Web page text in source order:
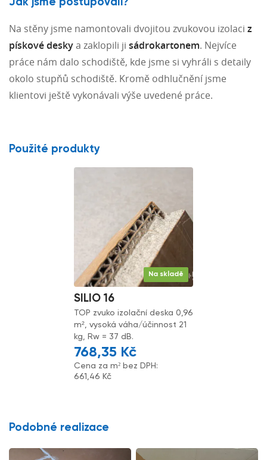
Na stěny jsme namontovali dvojitou zvukovou izolaci z
pískové deskya zaklopili ji sádrokartonem. Nejvíce
práce nám dalo schodiště, kde jsme si vyhráli s detaily
okolo stupňů schodiště. Kromě odhlučnění jsme
klientovi ještě vykonávali výše uvedené práce.
Použité produkty
Na skladě
SILIO 16
TOP zvuko izolační deska 0,96
m², vysoká váha/účinnost 21
kg, Rw = 37 dB.
768,35 Kč
Cena za m² bez DPH:
661,46 Kč
Podobné realizace